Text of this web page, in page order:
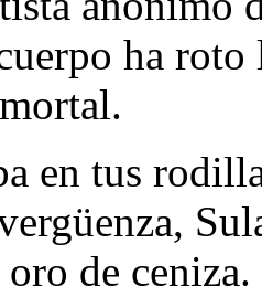
ha
en tus
de ceniza.